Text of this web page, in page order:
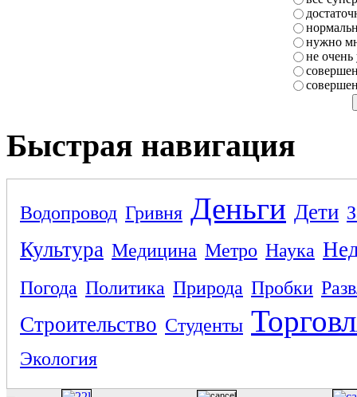
нужно
не очень
Быстрая навигация
Водопровод Гривня Деньги Дети
Культура Медицина Метро Наука
Погода Политика Природа Пробки
Строительство Студенты
Экология